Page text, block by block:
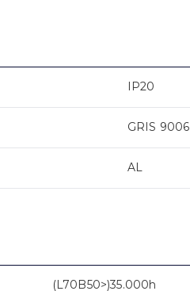
IP20
GRIS 9006
AL
(L70B50>)35.000h